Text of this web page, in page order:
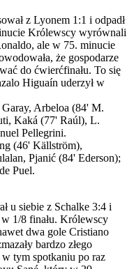
z Lyonem 1:1 i odpadł
Królewscy wyrównali
ale w 75. minucie
że gospodarze
do ćwierćfinału. To się
Higuaín uderzył w
Arbeloa (84' M.
Kaká (77' Raúl), L.
Pellegrini.
(46' Källström),
Pjanić (84' Ederson);
Puel.
u siebie z Schalke 3:4 i
1/8 finału. Królewscy
dwa gole Cristiano
bardzo złego
tym spotkaniu po raz